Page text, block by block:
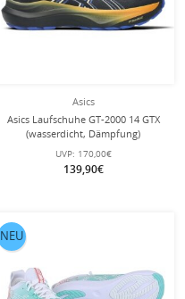
Asics
Asics Laufschuhe GT-2000 14 GTX
(wasserdicht, Dämpfung)
schwarz/gelb/blau Herren
UVP: 170,00€
139,90€
NEU